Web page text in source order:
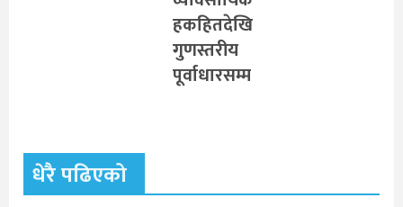
हकहितदेखि
गुणस्तरीय
पूर्वाधारसम्म
धेरै पढिएको